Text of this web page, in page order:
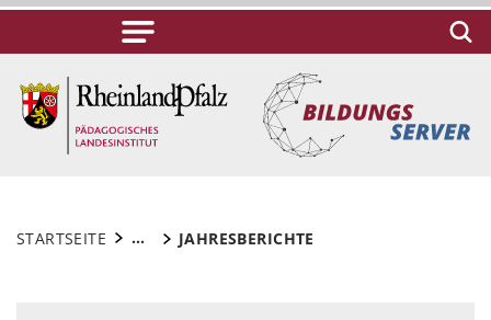
STARTSEITE ... JAHRESBERICHTE